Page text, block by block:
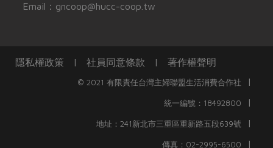
Email：gncoop@hucc-coop.tw
隱私權政策 | 社員同意條款 | 著作權聲明
© 2021 有限責任台灣主婦聯盟生活消費合作社 |
統一編號：18492800 |
地址：241新北市三重區重新路五段639號 |
傳真：02-2995-6500 |